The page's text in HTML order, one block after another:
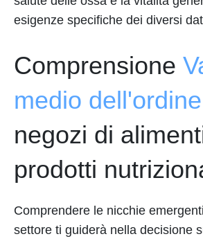
esigenze specifiche dei diversi
Comprensione
medio dell'ordine
negozi di
prodotti
Comprendere le nicchie
settore ti guiderà nella decisione